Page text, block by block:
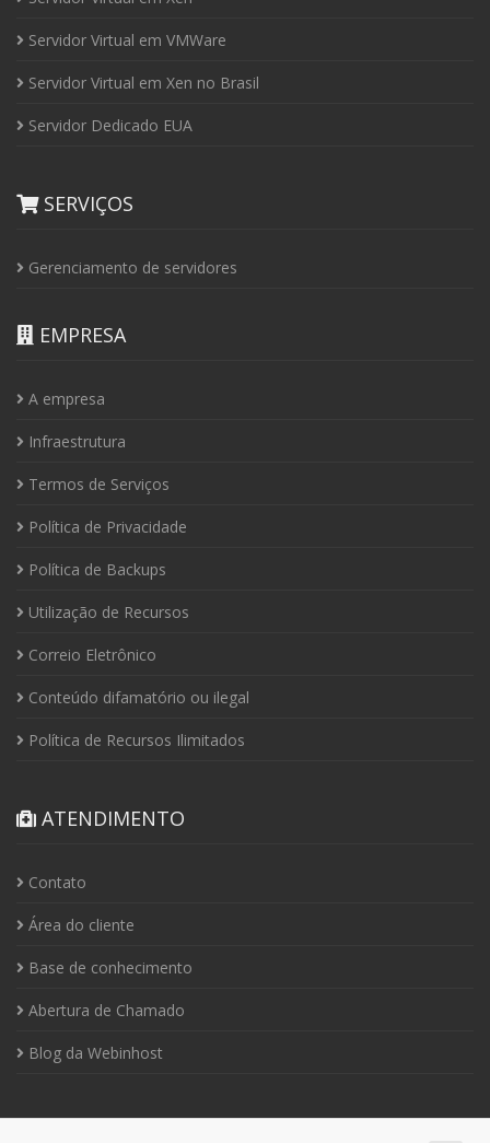
Servidor Virtual em VMWare
Servidor Virtual em Xen no Brasil
Servidor Dedicado EUA
SERVIÇOS
Gerenciamento de servidores
EMPRESA
A empresa
Infraestrutura
Termos de Serviços
Política de Privacidade
Política de Backups
Utilização de Recursos
Correio Eletrônico
Conteúdo difamatório ou ilegal
Política de Recursos Ilimitados
ATENDIMENTO
Contato
Área do cliente
Base de conhecimento
Abertura de Chamado
Blog da Webinhost